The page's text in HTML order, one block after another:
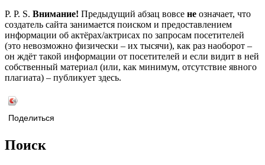
P. P. S. Внимание! Предыдущий абзац вовсе не означает, что
создатель сайта занимается поиском и предоставлением
информации об актёрах/актрисах по запросам посетителей
(это невозможно физически – их тысячи), как раз наоборот –
он ждёт такой информации от посетителей и если видит в ней
собственный материал (или, как минимум, отсутствие явного
плагиата) – публикует здесь.
Поделиться
Поиск